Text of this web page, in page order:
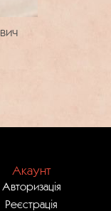
Акаунт
Авторизація
Реєстрація